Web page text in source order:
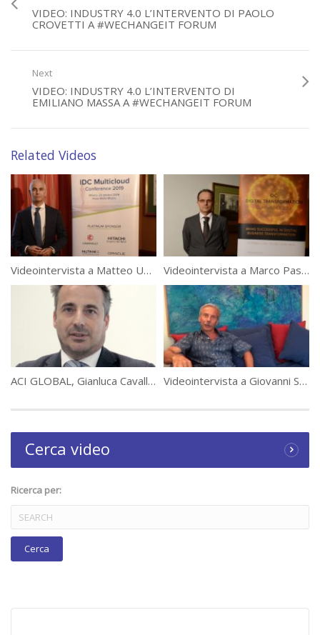
VIDEO: INDUSTRY 4.0 L’INTERVENTO DI PAOLO
CROVETTI A #WECHANGEIT FORUM
Next
VIDEO: INDUSTRY 4.0 L’INTERVENTO DI
EMILIANO MASSA A #WECHANGEIT FORUM
Related Videos
Videointervista a Matteo Uva, Sales Manager Commercial Accounts di Nutanix Videointervista a Marco Pasculli, Vice President Communications Business Engine di Alcatel-Lucent Enterprise
ACI GLOBAL, Gianluca Cavalletti: Coniugare efficacia ed efficienza Videointervista a Giovanni Storti
Cerca video
Ricerca per: